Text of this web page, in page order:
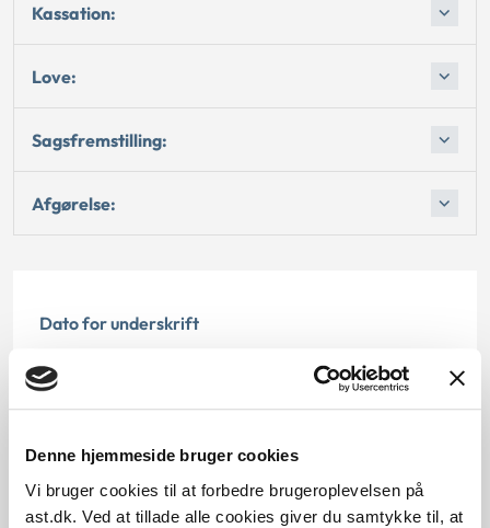
Denne hjemmeside bruger cookies
Vi bruger cookies til at forbedre brugeroplevelsen på
ast.dk. Ved at tillade alle cookies giver du samtykke til, at
Kassation:
Love:
Sagsfremstilling:
Afgørelse:
Dato for underskrift
03.05.2006
12.07.2013
Paragraf